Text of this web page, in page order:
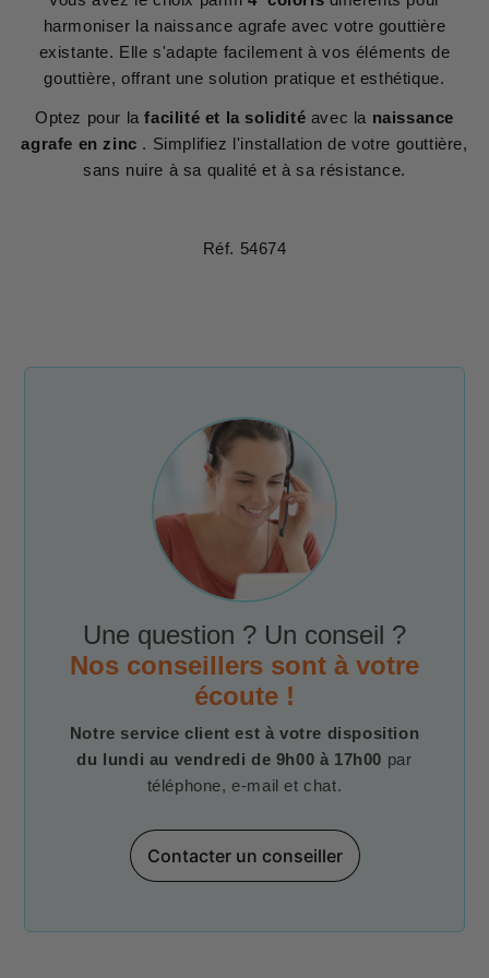
harmoniser la naissance agrafe avec votre gouttière
existante. Elle s'adapte facilement à vos éléments de
gouttière, offrant une solution pratique et esthétique.
Optez pour lafacilité et la solidité avec la naissance
agrafe en zinc . Simplifiez l'installation de votre gouttière,
sans nuire à sa qualité et à sa résistance.
Réf. 54674
Une question ? Un conseil ?
Nos conseillers sont à votre
écoute !
Notre service client est à votre disposition
du lundi au vendredi de 9h00 à 17h00 par
téléphone, e-mail et chat.
Contacter un conseiller